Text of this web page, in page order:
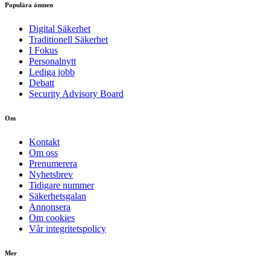
Populära ämnen
Digital Säkerhet
Traditionell Säkerhet
I Fokus
Personalnytt
Lediga jobb
Debatt
Security Advisory Board
Om
Kontakt
Om oss
Prenumerera
Nyhetsbrev
Tidigare nummer
Säkerhetsgalan
Annonsera
Om cookies
Vår integritetspolicy
Mer